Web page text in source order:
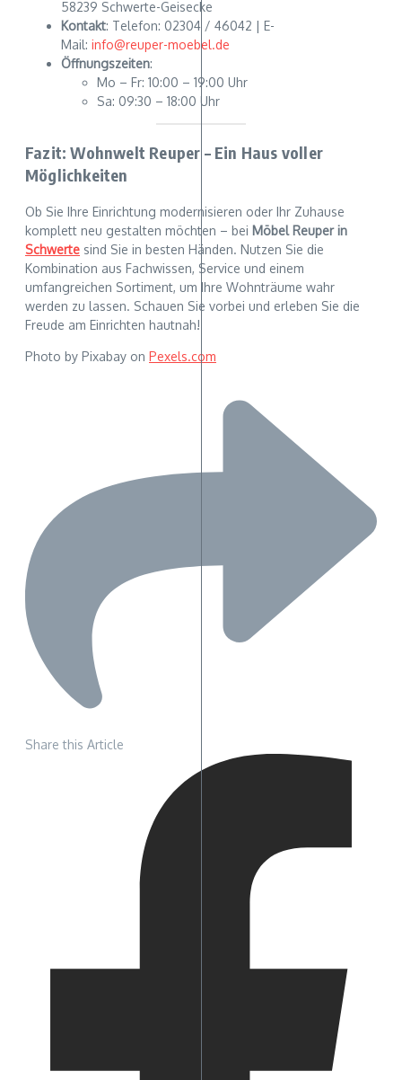
58239 Schwerte-Geisecke
Kontakt: Telefon: 02304 / 46042 | E-
Mail: info@reuper-moebel.de
Öffnungszeiten:
Mo – Fr: 10:00 – 19:00 Uhr
Sa: 09:30 – 18:00 Uhr
Fazit: Wohnwelt Reuper – Ein Haus voller
Möglichkeiten
Ob Sie Ihre Einrichtung modernisieren oder Ihr Zuhause
komplett neu gestalten möchten – bei Möbel Reuper in
Schwerte sind Sie in besten Händen. Nutzen Sie die
Kombination aus Fachwissen, Service und einem
umfangreichen Sortiment, um Ihre Wohnträume wahr
werden zu lassen. Schauen Sie vorbei und erleben Sie die
Freude am Einrichten hautnah!
Photo by Pixabay on Pexels.com
Share this Article